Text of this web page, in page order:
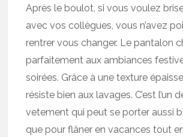
Après le boulot, si vous voulez
avec vos collègues, vous n’avez
rentrer vous changer. Le pantalon
parfaitement aux ambiances
soirées. Grâce à une texture
résiste bien aux lavages. C’est l’un
vetement qui peut se porter aussi
que pour flâner en vacances tout